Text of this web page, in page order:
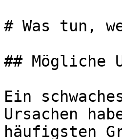
# Was tun,
## Mögliche
Ein
Ursachen
häufigsten